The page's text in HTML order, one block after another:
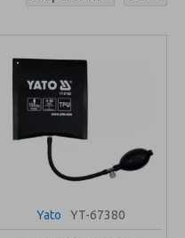
Yato YT-67380